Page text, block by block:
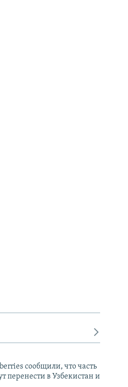
сообщили, что часть
перенести в Узбекистан и